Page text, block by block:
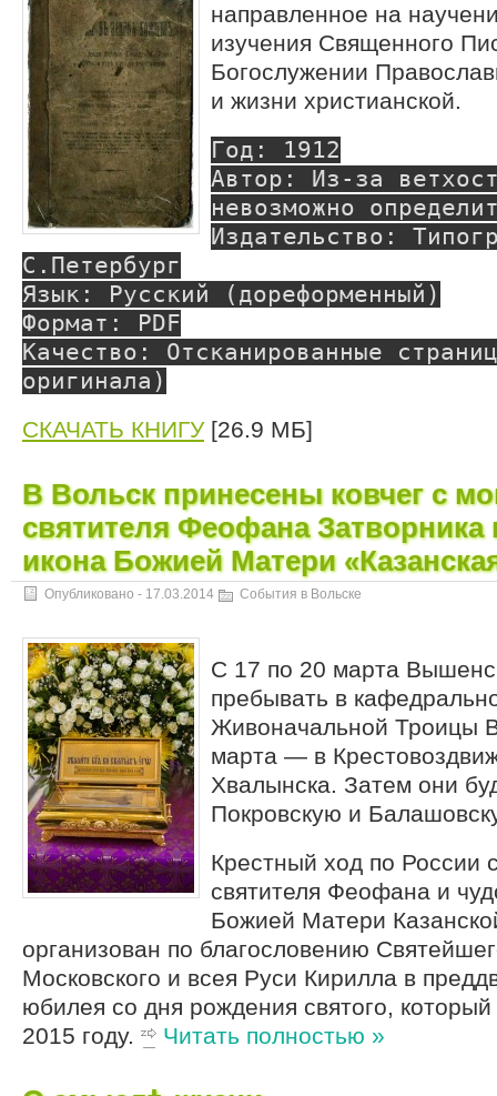
направленное на
изучения Священного
Богослужении
и жизни христианской.
Год: 1912
Автор: Из-за
невозможно
Издательство:
С.Петербург
Язык: Русский (дореформенный)
Формат: PDF
Качество: Отсканированные
оригинала)
СКАЧАТЬ КНИГУ[26.9 МБ]
В Вольск принесены ковчег с
святителя Феофана Затворника
икона Божией Матери
Опубликовано - 17.03.2014 События в Вольске
С 17 по 20 марта
пребывать в
Живоначальной Троицы
марта — в
Хвалынска. Затем они
Покровскую и
Крестный ход по России
святителя Феофана и
Божией Матери
организован по благословению
Московского и всея Руси Кирилла в
юбилея со дня рождения святого, который
2015 году.
Читать полностью »